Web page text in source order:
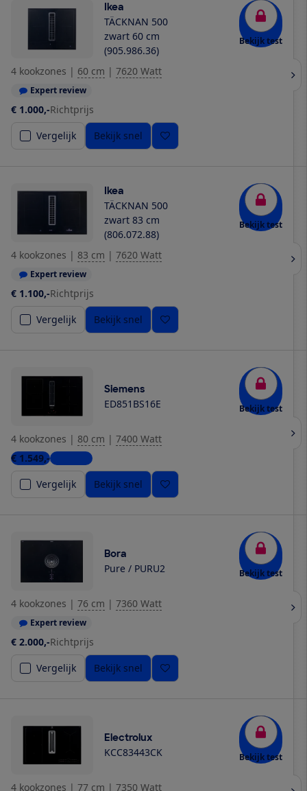
Ikea
TÄCKNAN 500
zwart 60 cm
(905.986.36)
Bekijk test
4 kookzones | 60 cm | 7620 Watt
Expert review
€ 1.000,-Richtprijs
Vergelijk
Bekijk snel
Ikea
TÄCKNAN 500
zwart 83 cm
(806.072.88)
Bekijk test
4 kookzones | 83 cm | 7620 Watt
Expert review
€ 1.100,-Richtprijs
Vergelijk
Bekijk snel
Siemens
ED851BS16E Bekijk test
4 kookzones | 80 cm | 7400 Watt
€ 1.549,-3 winkels
Vergelijk
Bekijk snel
Bora
Pure / PURU2 Bekijk test
4 kookzones | 76 cm | 7360 Watt
Expert review
€ 2.000,-Richtprijs
Vergelijk
Bekijk snel
Electrolux
KCC83443CK Bekijk test
4 kookzones | 77 cm | 7350 Watt